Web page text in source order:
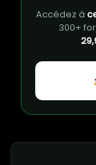
Accédez à
300+